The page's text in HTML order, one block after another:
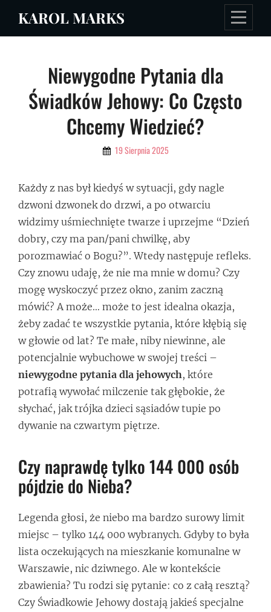
KAROL MARKS
Niewygodne Pytania dla
Świadków Jehowy: Co Często
Chcemy Wiedzieć?
By 19 Sierpnia 2025
Każdy z nas był kiedyś w sytuacji, gdy nagle
dzwoni dzwonek do drzwi, a po otwarciu
widzimy uśmiechnięte twarze i uprzejme “Dzień
dobry, czy ma pan/pani chwilkę, aby
porozmawiać o Bogu?”. Wtedy następuje refleks.
Czy znowu udaję, że nie ma mnie w domu? Czy
mogę wyskoczyć przez okno, zanim zaczną
mówić? A może… może to jest idealna okazja,
żeby zadać te wszystkie pytania, które kłębią się
w głowie od lat? Te małe, niby niewinne, ale
potencjalnie wybuchowe w swojej treści –
niewygodne pytania dla jehowych, które
potrafią wywołać milczenie tak głębokie, że
słychać, jak trójka dzieci sąsiadów tupie po
dywanie na czwartym piętrze.
Czy naprawdę tylko 144 000 osób
pójdzie do Nieba?
Legenda głosi, że niebo ma bardzo surowy limit
miejsc – tylko 144 000 wybranych. Gdyby to była
lista oczekujących na mieszkanie komunalne w
Warszawie, nic dziwnego. Ale w kontekście
zbawienia? Tu rodzi się pytanie: co z całą resztą?
Czy Świadkowie Jehowy dostają jakieś specjalne
Nawigacja
wpisu